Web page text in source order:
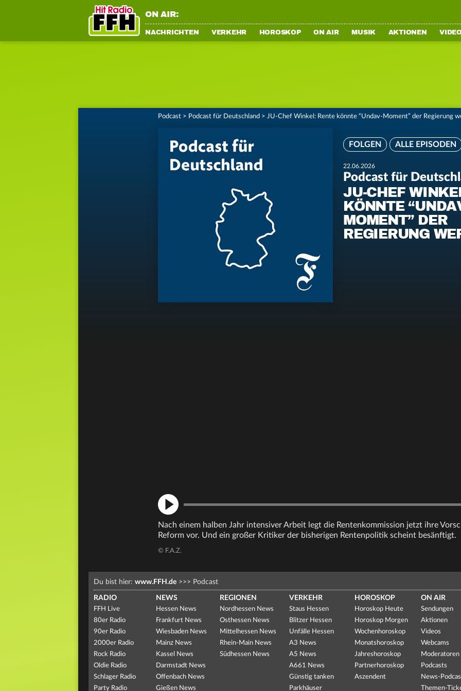
ON AIR:
NACHRICHTEN VERKEHR HOROSKOP ON AIR MUSIK AKTIONEN
Podcast > Podcast für Deutschland > JU-Chef Winkel: Rente könnte “Undav-Moment” der Regierung
FOLGEN ALLE EPISODEN
22.06.2026
Podcast für
JU-CHEF
KÖNNTE
MOMENT” DER
REGIERUNG
Nach einem halben Jahr intensiver Arbeit legt die Rentenkommission jetzt ihre
Reform vor. Und ein großer Kritiker der bisherigen Rentenpolitik scheint besänftigt.
© F.A.Z.
Du bist hier: www.FFH.de >>> Podcast
RADIO
FFH Live
80er Radio
90er Radio
2000er Radio
Rock Radio
Oldie Radio
Schlager Radio
Party Radio
NEWS
Hessen News
Frankfurt News
Wiesbaden News
Mainz News
Kassel News
Darmstadt News
Offenbach News
Gießen News
REGIONEN
Nordhessen News
Osthessen News
Mittelhessen News
Rhein-Main News
Südhessen News
VERKEHR
Staus Hessen
Blitzer Hessen
Unfälle Hessen
A3 News
A5 News
A661 News
Günstig tanken
Parkhäuser
HOROSKOP
Horoskop Heute
Horoskop Morgen
Wochenhoroskop
Monatshoroskop
Jahreshoroskop
Partnerhoroskop
Aszendent
ON AIR
Sendungen
Aktionen
Videos
Webcams
Moderatoren
Podcasts
News-
Themen-